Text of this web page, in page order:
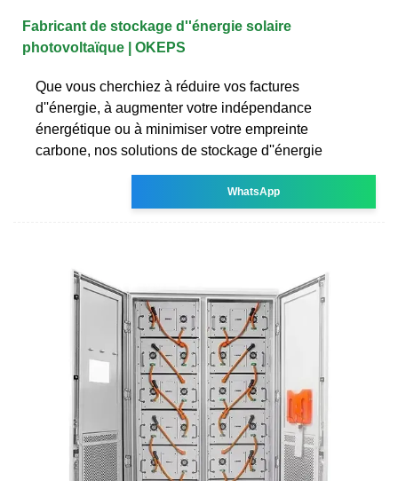
Fabricant de stockage d''énergie solaire
photovoltaïque | OKEPS
Que vous cherchiez à réduire vos factures
d''énergie, à augmenter votre indépendance
énergétique ou à minimiser votre empreinte
carbone, nos solutions de stockage d''énergie
WhatsApp